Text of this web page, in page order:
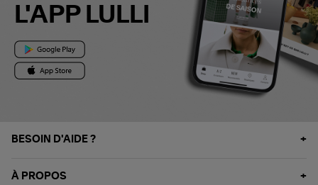
L'APP LULLI
BESOIN D'AIDE ?
À PROPOS